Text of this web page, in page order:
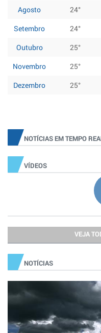
Agosto
24°
Setembro
24°
Outubro
25°
Novembro
25°
Dezembro
25°
NOTÍCIAS EM TEMPO
VÍDEOS
VEJA
NOTÍCIAS